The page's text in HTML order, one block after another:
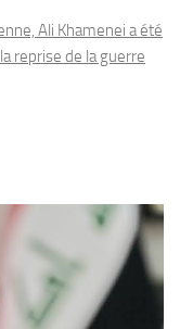
Ali Khamenei a été
reprise de la guerre